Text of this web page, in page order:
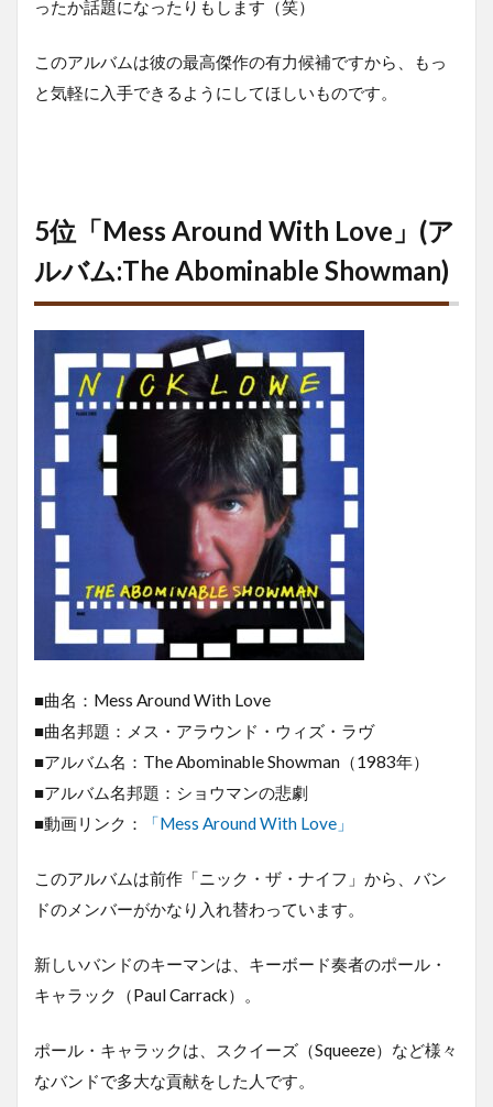
ったか話題になったりもします（笑）
このアルバムは彼の最高傑作の有力候補ですから、もっ
と気軽に入手できるようにしてほしいものです。
5位「Mess Around With Love」(ア
ルバム:The Abominable Showman)
■曲名：Mess Around With Love
■曲名邦題：メス・アラウンド・ウィズ・ラヴ
■アルバム名：The Abominable Showman（1983年）
■アルバム名邦題：ショウマンの悲劇
■動画リンク：
「Mess Around With Love」
このアルバムは前作「ニック・ザ・ナイフ」から、バン
ドのメンバーがかなり入れ替わっています。
新しいバンドのキーマンは、キーボード奏者のポール・
キャラック（Paul Carrack）。
ポール・キャラックは、スクイーズ（Squeeze）など様々
なバンドで多大な貢献をした人です。